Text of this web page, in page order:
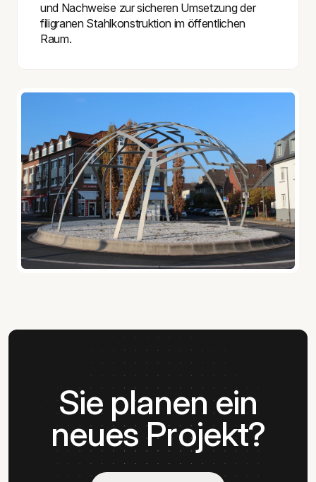
und Nachweise zur sicheren Umsetzung der
filigranen Stahlkonstruktion im öffentlichen
Raum.
Sie planen ein
neues Projekt?